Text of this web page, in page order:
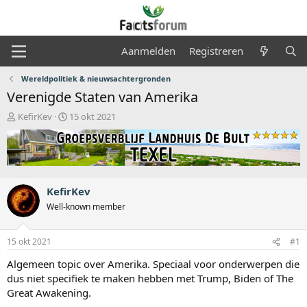
Aanmelden Registreren
Wereldpolitiek & nieuwsachtergronden
Verenigde Staten van Amerika
O
n
d
e
r
e
r
p
s
t
a
r
t
e
r
KefirKev
S
a
r
t
a
t
m
15 okt 2021
KefirKev
Well-known member
15 okt 2021 #1
Algemeen topic over Amerika. Speciaal voor onderwerpen die
dus niet specifiek te maken hebben met Trump, Biden of The
Great Awakening.